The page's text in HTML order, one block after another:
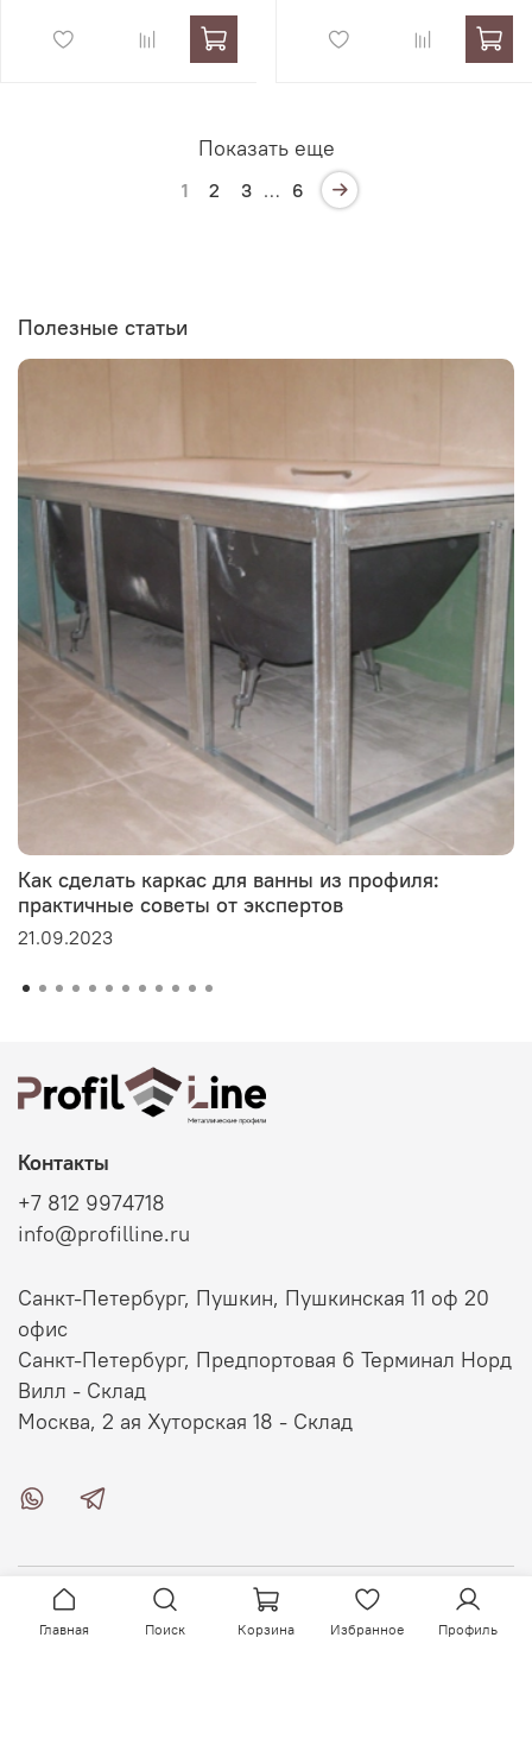
Показать еще
1 2 3 … 6
Полезные статьи
Как сделать каркас для ванны из профиля:
практичные советы от экспертов
21.09.2023
О магазине
Контакты
+7 812 9974718
info@profilline.ru
Санкт-Петербург, Пушкин, Пушкинская 11 оф 20
офис
Санкт-Петербург, Предпортовая 6 Терминал Норд
Вилл - Склад
Москва, 2 ая Хуторская 18 - Склад
Главная Поиск Корзина Избранное Профиль